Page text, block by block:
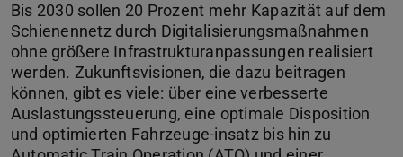
Bis 2030 sollen 20 Prozent mehr Kapazität auf dem
Schienennetz durch Digitalisierungsmaßnahmen
ohne größere Infrastrukturanpassungen realisiert
werden. Zukunftsvisionen, die dazu beitragen
können, gibt es viele: über eine verbesserte
Auslastungssteuerung, eine optimale Disposition
und optimierten Fahrzeuge-insatz bis hin zu